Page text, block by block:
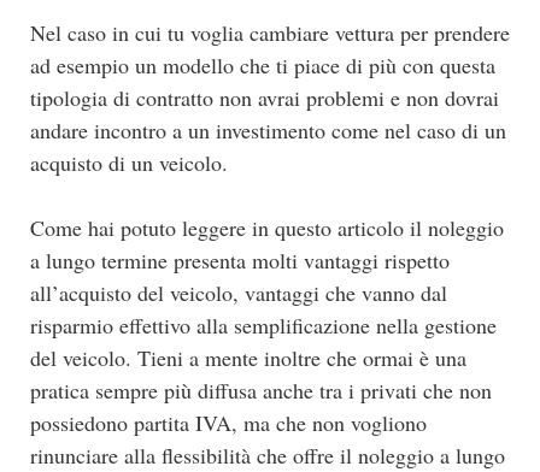
Nel caso in cui tu voglia cambiare vettura per prendere
ad esempio un modello che ti piace di più con questa
tipologia di contratto non avrai problemi e non dovrai
andare incontro a un investimento come nel caso di un
acquisto di un veicolo.
Come hai potuto leggere in questo articolo il noleggio
a lungo termine presenta molti vantaggi rispetto
all’acquisto del veicolo, vantaggi che vanno dal
risparmio effettivo alla semplificazione nella gestione
del veicolo. Tieni a mente inoltre che ormai è una
pratica sempre più diffusa anche tra i privati che non
possiedono partita IVA, ma che non vogliono
rinunciare alla flessibilità che offre il noleggio a lungo